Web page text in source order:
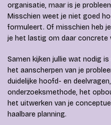
organisatie, maar is je
Misschien weet je niet goed
formuleert. Of misschien heb
je het lastig om daar concrete
Samen kijken jullie wat nodig
het aanscherpen van je
duidelijke hoofd- en
onderzoeksmethode, het
het uitwerken van je
haalbare planning.